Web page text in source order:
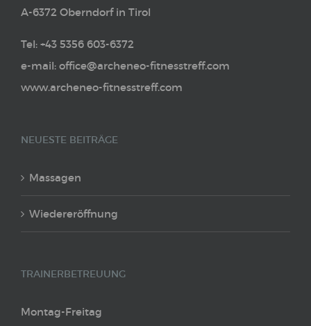
A-6372 Oberndorf in Tirol
Tel: +43 5356 603-6372
e-mail: office@archeneo-fitnesstreff.com
www.archeneo-fitnesstreff.com
NEUESTE BEITRÄGE
Massagen
Wiedereröffnung
TRAINERBETREUUNG
Montag-Freitag